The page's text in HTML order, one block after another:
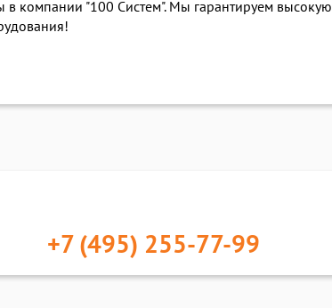
в компании "100 Систем". Мы гарантируем высокую
+7 (495) 255-77-99